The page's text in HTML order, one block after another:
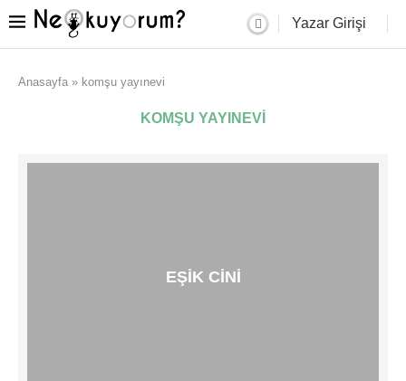
Yazar Girişi
Anasayfa » komşu yayınevi
KOMŞU YAYINEVI
EŞIK CINI